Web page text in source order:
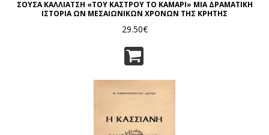
ΣΟΥΣΑ ΚΑΛΛΙΑΤΣΗ «ΤΟΥ ΚΑΣΤΡΟΥ ΤΟ ΚΑΜΑΡΙ» ΜΙΑ ΔΡΑΜΑΤΙΚΗ
ΙΣΤΟΡΙΑ ΩΝ ΜΕΣΑΙΩΝΙΚΩΝ ΧΡΟΝΩΝ ΤΗΣ ΚΡΗΤΗΣ
29.50€